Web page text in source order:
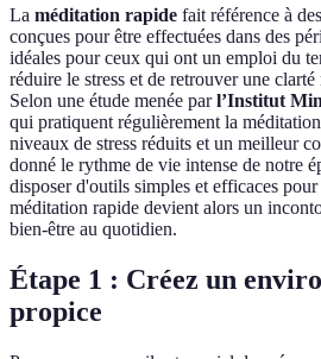
La méditation rapide fait référence à
conçues pour être effectuées dans des
idéales pour ceux qui ont un emploi du
réduire le stress et de retrouver une
Selon une étude menée parl’Institut
qui pratiquent régulièrement la
niveaux de stress réduits et un meilleur
donné le rythme de vie intense de notre
disposer d'outils simples et efficaces
méditation rapide devient alors un
bien-être au quotidien.
Étape 1 : Créez un
propice